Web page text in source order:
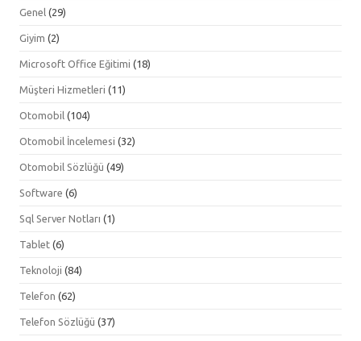
Genel (29)
Giyim (2)
Microsoft Office Eğitimi (18)
Müşteri Hizmetleri (11)
Otomobil (104)
Otomobil İncelemesi (32)
Otomobil Sözlüğü (49)
Software (6)
Sql Server Notları (1)
Tablet (6)
Teknoloji (84)
Telefon (62)
Telefon Sözlüğü (37)